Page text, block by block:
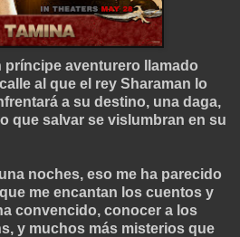
príncipe aventurero llamado
al que el rey Sharaman lo
a su destino, una daga,
que salvar se vislumbran en su
noches, eso me ha parecido
me encantan los cuentos y
convencido, conocer a los
y muchos más misterios que